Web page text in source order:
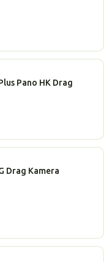
Pano HK Drag
Drag Kamera